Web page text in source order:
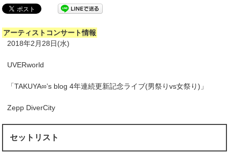
アーティストコンサート情報
2018年2月28日(水)
UVERworld
「TAKUYA∞’s blog 4年連続更新記念ライブ(男祭りvs女祭り)」
Zepp DiverCity
セットリスト